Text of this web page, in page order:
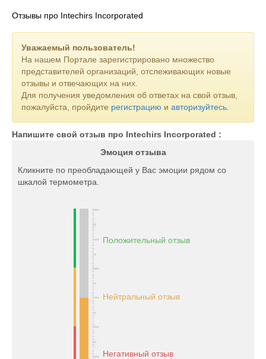
Отзывы про Intechirs Incorporated
Уважаемый пользователь!
На нашем Портале зарегистрировано множество
представителей организаций, отслеживающих новые
отзывы и отвечающих на них.
Для получения уведомления об ответах на свой отзыв,
пожалуйста, пройдите регистрацию и авторизуйтесь
Напишите свой отзыв про Intechirs Incorporated :
Эмоция отзыва
Кликните по преобладающей у Вас эмоции рядом со
шкалой термометра.
Положительный отзыв
Нейтральный отзыв
Негативный отзыв